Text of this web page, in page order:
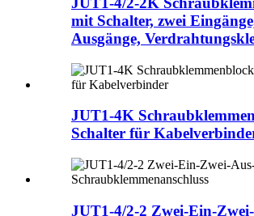
mit Schalter, zwei
Ausgänge,
JUT1-4K
Schalter für
JUT1-4/2-2 Zwei-Ein-